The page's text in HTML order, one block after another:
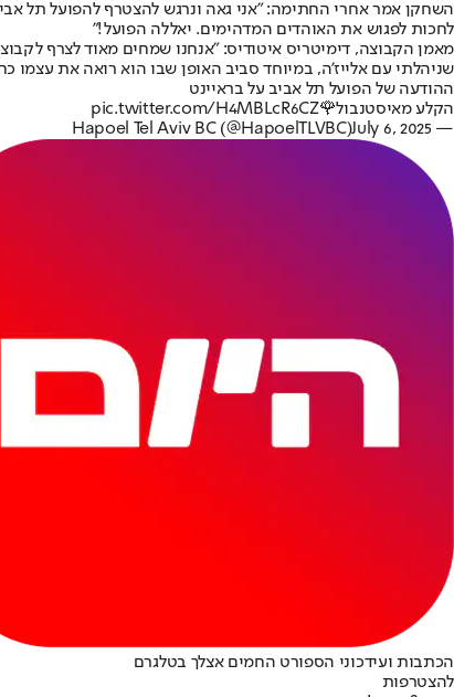
השחקן אמר אחרי החתימה: "אני גאה ונרגש להצטרף להפועל תל
לחכות לפגוש את האוהדים המדהימים. יאללה הפועל!"
מאמן הקבוצה, דימיטריס איטודיס: "אנחנו שמחים מאוד לצרף
שניהלתי עם אלייז’ה, במיוחד סביב האופן שבו הוא רואה את עצמו
ההודעה של הפועל תל אביב על בראיינט
הקלע מאיסטנבול🌹pic.twitter.com/H4MBLcR6CZ
— Hapoel Tel Aviv BC (@HapoelTLVBC)
July 6, 2025
הכתבות ועידכוני הספורט החמים אצלך בטלגרם
להצטרפות